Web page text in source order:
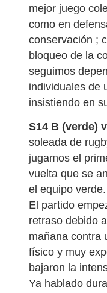
mejor juego
como en
conservación ;
bloqueo de la
seguimos
individuales de
insistiendo en
S14 B (verde)
soleada de
jugamos el
vuelta que se
el equipo verde.
El partido
retraso debido
mañana contra
físico y muy
bajaron la
Ya hablado